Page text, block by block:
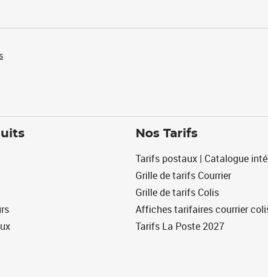
Nos Tarifs
Tarifs postaux | Catalogue
Grille de tarifs Courrier
Grille de tarifs Colis
Affiches tarifaires courrier
Tarifs La Poste 2027